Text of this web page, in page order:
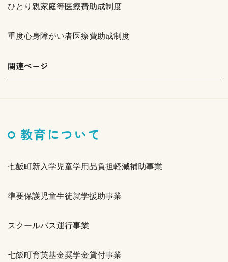
ひとり親家庭等医療費助成制度
重度心身障がい者医療費助成制度
関連ページ
教育について
七飯町新入学児童学用品負担軽減補助事業
準要保護児童生徒就学援助事業
スクールバス運行事業
七飯町育英基金奨学金貸付事業